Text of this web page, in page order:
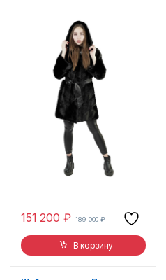
151 200 ₽ 189 000₽
В корзину